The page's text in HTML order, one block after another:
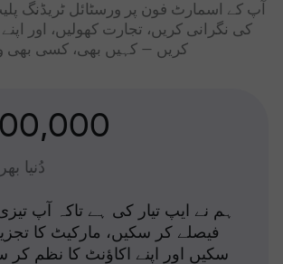
آپ کے اسمارٹ فون پر ورسٹائل ٹریڈنگ
کی نگرانی کریں، تجارت کھولیں، اور
کریں — کہیں بھی، کسی بھی
دُنیا
ہم نے ایپ تیار کی ہے تاکہ آپ
فیصلے کر سکیں، مارکیٹ کا
سکیں اور اپنے اکاؤنٹ کا نظم کر